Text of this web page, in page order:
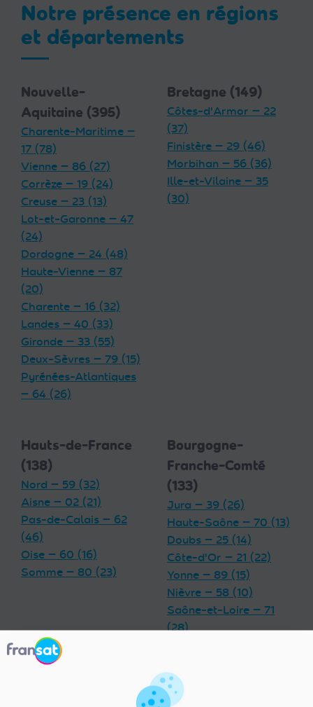
Notre présence en régions
et départements
Nouvelle-
Aquitaine (395)
Charente-Maritime —
17 (78)
Vienne — 86 (27)
Corrèze — 19 (24)
Creuse — 23 (13)
Lot-et-Garonne — 47
(24)
Dordogne — 24 (48)
Haute-Vienne — 87
(20)
Charente — 16 (32)
Landes — 40 (33)
Gironde — 33 (55)
Deux-Sèvres — 79 (15)
Pyrénées-Atlantiques
— 64 (26)
Bretagne (149)
Côtes-d'Armor — 22
(37)
Finistère — 29 (46)
Morbihan — 56 (36)
Ille-et-Vilaine — 35
(30)
Hauts-de-France
(138)
Nord — 59 (32)
Aisne — 02 (21)
Pas-de-Calais — 62
(46)
Oise — 60 (16)
Somme — 80 (23)
Bourgogne-
Franche-Comté
(133)
Jura — 39 (26)
Haute-Saône — 70 (13)
Doubs — 25 (14)
Côte-d'Or — 21 (22)
Yonne — 89 (15)
Nièvre — 58 (10)
Saône-et-Loire — 71
(28)